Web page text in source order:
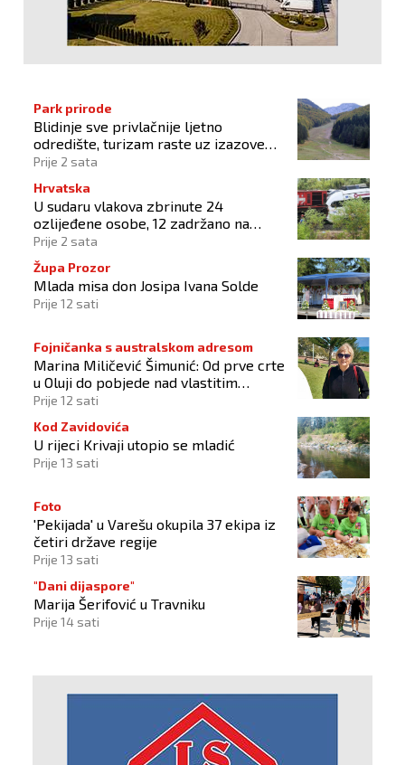
Park prirode
Blidinje sve privlačnije ljetno
odredište, turizam raste uz izazove
očuvanja prirode
Prije 2 sata
Hrvatska
U sudaru vlakova zbrinute 24
ozlijeđene osobe, 12 zadržano na
liječenju
Prije 2 sata
Župa Prozor
Mlada misa don Josipa Ivana Solde
Prije 12 sati
Fojničanka s australskom adresom
Marina Miličević Šimunić: Od prve crte
u Oluji do pobjede nad vlastitim
„olujama“
Prije 12 sati
Kod Zavidovića
U rijeci Krivaji utopio se mladić
Prije 13 sati
Foto
'Pekijada' u Varešu okupila 37 ekipa iz
četiri države regije
Prije 13 sati
"Dani dijaspore"
Marija Šerifović u Travniku
Prije 14 sati